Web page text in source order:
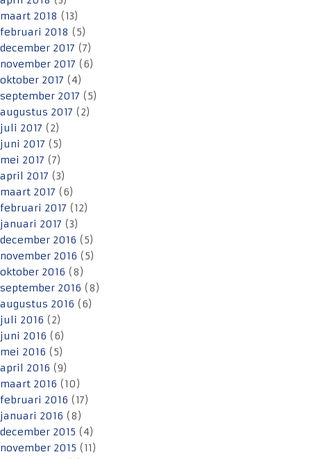
maart 2018 (13)
februari 2018 (5)
december 2017 (7)
november 2017 (6)
oktober 2017 (4)
september 2017 (5)
augustus 2017 (2)
juli 2017 (2)
juni 2017 (5)
mei 2017 (7)
april 2017 (3)
maart 2017 (6)
februari 2017 (12)
januari 2017 (3)
december 2016 (5)
november 2016 (5)
oktober 2016 (8)
september 2016 (8)
augustus 2016 (6)
juli 2016 (2)
juni 2016 (6)
mei 2016 (5)
april 2016 (9)
maart 2016 (10)
februari 2016 (17)
januari 2016 (8)
december 2015 (4)
november 2015 (11)